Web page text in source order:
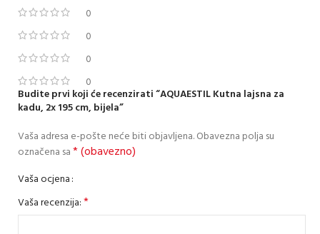
0
0
0
0
Budite prvi koji će recenzirati “AQUAESTIL Kutna lajsna za
kadu, 2x 195 cm, bijela”
Vaša adresa e-pošte neće biti objavljena.Obavezna polja su
označena sa* (obavezno)
Vaša ocjena
Vaša recenzija:*